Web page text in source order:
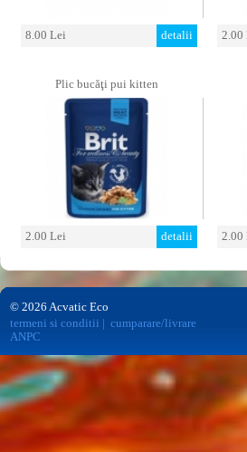
8.00 Lei detalii 2.00
Plic bucăţi pui kitten
2.00 Lei detalii 2.00
© 2026 Acvatic Eco
termeni si conditii
cumparare/livrare
ANPC